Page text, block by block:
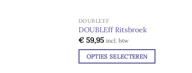
DOUBLEFF
DOUBLEff Ritsbroek
€59,95 incl. btw
OPTIES SELECTEREN